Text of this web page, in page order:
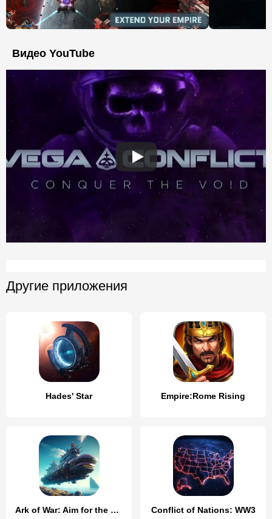
Видео YouTube
Другие приложения
Hades' Star Empire:Rome Rising
Ark of War: Aim for the cosmos Conflict of Nations: WW3